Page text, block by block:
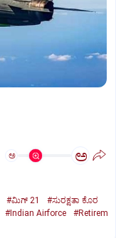
ಅ ಅ
#ಮಿಗ್‌ 21
#ಸುರಕ್ಷತಾ ಕೊರ
#Indian Airforce
#Retirem